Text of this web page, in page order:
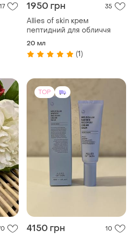
17 1950 грн 35
Allies of skin крем
пептидний для обличчя
20 мл
(1)
TOP
4150 грн 10